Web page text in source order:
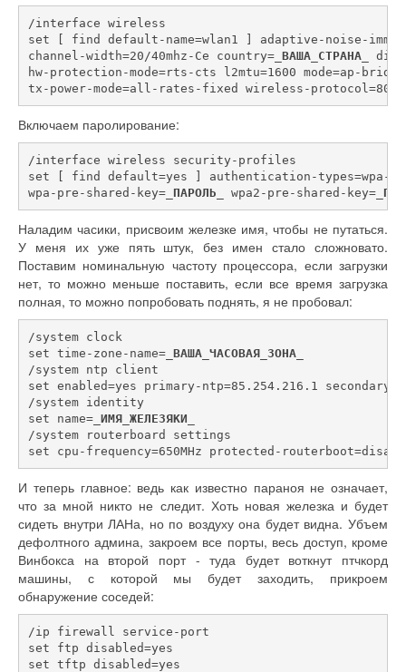
/interface wireless
set [ find default-name=wlan1 ] adaptive-noise-
channel-width=20/40mhz-Ce country=_ВАША_СТРАНА_
hw-protection-mode=rts-cts l2mtu=1600 mode=ap-
tx-power-mode=all-rates-fixed wireless-
Включаем паролирование:
/interface wireless security-profiles
set [ find default=yes ] authentication-types=wpa-
wpa-pre-shared-key=_ПАРОЛЬ_ wpa2-pre-shared-key=
Наладим часики, присвоим железке имя, чтобы не путаться.
У меня их уже пять штук, без имен стало сложновато.
Поставим номинальную частоту процессора, если загрузки
нет, то можно меньше поставить, если все время загрузка
полная, то можно попробовать поднять, я не пробовал:
/system clock
set time-zone-name=_ВАША_ЧАСОВАЯ_ЗОНА_
/system ntp client
set enabled=yes primary-ntp=85.254.216.1 secondary-
/system identity
set name=_ИМЯ_ЖЕЛЕЗЯКИ_
/system routerboard settings
set cpu-frequency=650MHz protected-
И теперь главное: ведь как известно параноя не означает,
что за мной никто не следит. Хоть новая железка и будет
сидеть внутри ЛАНа, но по воздуху она будет видна. Убъем
дефолтного админа, закроем все порты, весь доступ, кроме
Винбокса на второй порт - туда будет воткнут птчкорд
машины, с которой мы будет заходить, прикроем
обнаружение соседей:
/ip firewall service-port
set ftp disabled=yes
set tftp disabled=yes